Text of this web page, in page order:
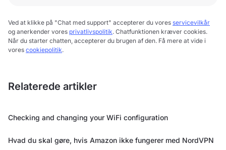
Ved at klikke på "Chat med support" accepterer du vores servicevilkår
og anerkender vores privatlivspolitik. Chatfunktionen kræver cookies.
Når du starter chatten, accepterer du brugen af den. Få mere at vide i
vores cookiepolitik.
Relaterede artikler
Checking and changing your WiFi configuration
Hvad du skal gøre, hvis Amazon ikke fungerer med NordVPN